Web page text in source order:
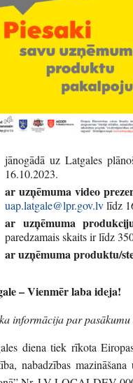
jānogādā uz Latgales
16.10.2023.
ar uzņēmuma video
uap.latgale@lpr.gov.lvlīdz
ar uzņēmuma
paredzamais skaits ir līdz
ar uzņēmuma produktu/
– Vienmēr laba ideja!
informācija par pasākumu
diena tiek rīkota
nabadzības